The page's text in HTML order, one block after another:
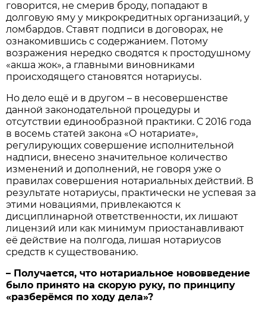
говорится, не смерив броду, попадают в
долговую яму у микрокредитных организаций, у
ломбардов. Ставят подписи в договорах, не
ознакомившись с содержанием. Потому
возражения нередко сводятся к простодушному
«акша жок», а главными виновниками
происходящего становятся нотариусы.
Но дело ещё и в другом – в несовершенстве
данной законодательной процедуры и
отсутствии единообразной практики. С 2016 года
в восемь статей закона «О нотариате»,
регулирующих совершение исполнительной
надписи, внесено значительное количество
изменений и дополнений, не говоря уже о
правилах совершения нотариальных действий. В
результате нотариусы, практически не успевая за
этими новациями, привлекаются к
дисциплинарной ответственности, их лишают
лицензий или как минимум приостанавливают
её действие на полгода, лишая нотариусов
средств к существованию.
– Получается, что нотариальное нововведение
было принято на скорую руку, по принципу
«разберёмся по ходу дела»?